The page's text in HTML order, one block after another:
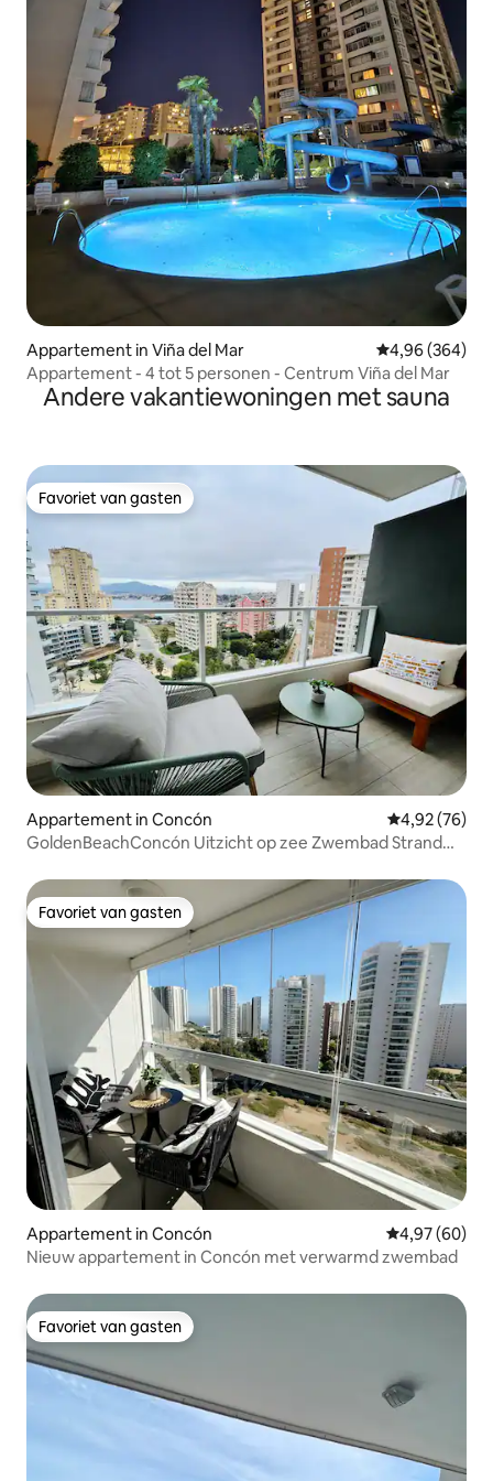
Appartement in Viña del Mar Gemiddelde
4,96 (364)
Appartement - 4 tot 5 personen - Centrum Viña del Mar
Andere vakantiewoningen met sauna
Favoriet van gasten
Favoriet van gasten
Appartement in Concón Gemiddelde
4,92 (76)
GoldenBeachConcón Uitzicht op zee Zwembad Strand
Favoriet van gasten
Favoriet van gasten
Appartement in Concón Gemiddelde
4,97 (60)
Nieuw appartement in Concón met verwarmd zwembad
Favoriet van gasten
Favoriet van gasten